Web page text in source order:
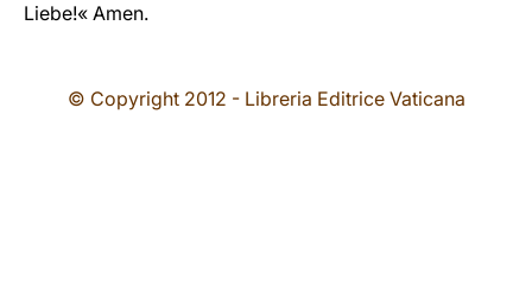
Liebe!« Amen.
© Copyright 2012 - Libreria Editrice Vaticana